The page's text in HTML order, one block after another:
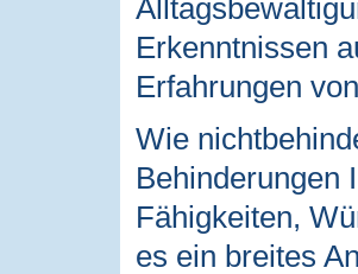
Erkenntnissen
Erfahrungen
Wie
Behinderungen
Fähigkeiten,
es ein breites